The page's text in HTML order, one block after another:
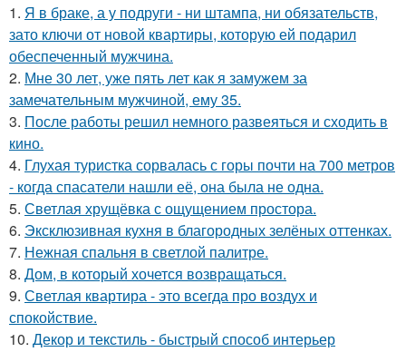
1. Я в браке, а у подруги - ни штампа, ни обязательств,
зато ключи от новой квартиры, которую ей подарил
обеспеченный мужчина.
2. Мне 30 лет, уже пять лет как я замужем за
замечательным мужчиной, ему 35.
3. После работы решил немного развеяться и сходить в
кино.
4. Глухая туристка сорвалась с горы почти на 700 метров
- когда спасатели нашли её, она была не одна.
5. Светлая хрущёвка с ощущением простора.
6. Эксклюзивная кухня в благородных зелёных оттенках.
7. Нежная спальня в светлой палитре.
8. Дом, в который хочется возвращаться.
9. Светлая квартира - это всегда про воздух и
спокойствие.
10. Декор и текстиль - быстрый способ интерьер